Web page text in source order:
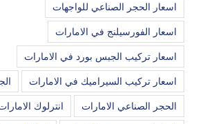
اسعار الحجر الصناعي للواجهات
اسعار الفورسيلنج في الامارات
اسعار تركيب الجبس بورد في الامارات
اسعار تركيب السيراميك في الامارات
الحجر الصناعي الامارات انترلوك